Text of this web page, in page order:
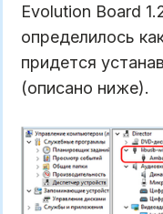
Evolution Board
определилось
придется
(описано ниже).